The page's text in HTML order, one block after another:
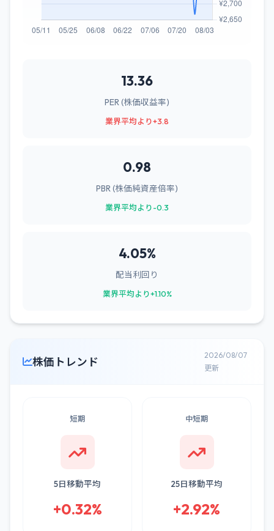
13.36
PER (株価収益率)
業界平均より+3.8
0.98
PBR (株価純資産倍率)
業界平均より-0.3
4.05%
配当利回り
業界平均より+1.10%
株価トレンド
2026/08/07
更新
短期
5日移動平均
+0.32%
中短期
25日移動平均
+2.92%